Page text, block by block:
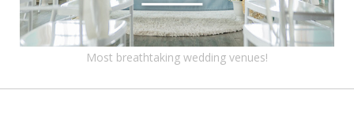
Most breathtaking wedding venues!